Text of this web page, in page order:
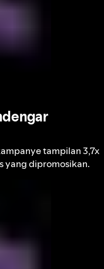
tampilan 3,7x
yang dipromosikan.